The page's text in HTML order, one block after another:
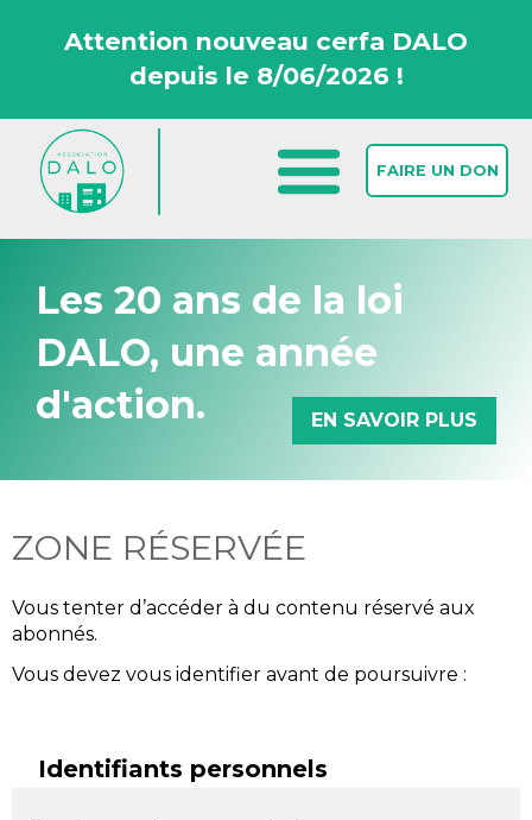
Attention nouveau cerfa DALO
depuis le 8/06/2026 !
FAIRE UN DON
Les 20 ans de la loi
DALO, une année
d'action.
EN SAVOIR PLUS
ZONE RÉSERVÉE
Vous tenter d’accéder à du contenu réservé aux
abonnés.
Vous devez vous identifier avant de poursuivre :
Identifiants personnels